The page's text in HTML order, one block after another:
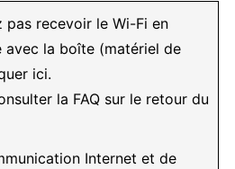
pas recevoir le Wi-Fi en
avec la boîte (matériel de
ici.
la FAQ sur le retour du
Internet et de